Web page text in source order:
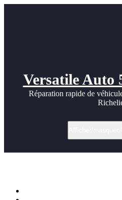
Versatile Auto
Réparation rapide de